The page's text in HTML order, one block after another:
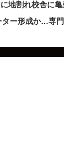
地割れ校舎に
ー形成か…専門